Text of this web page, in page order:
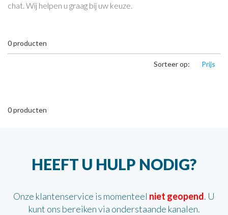
chat. Wij helpen u graag bij uw keuze.
0producten
Sorteer op: Prijs
0producten
HEEFT U HULP NODIG?
Onze klantenservice is momenteel niet geopend. U
kunt ons bereiken via onderstaande kanalen.